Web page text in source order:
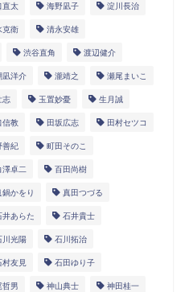
直太 海野凪子 淀川長治
克衛 清永安雄
渋谷直角 渡辺健介
凪洋介 瀧靖之 瀬尾まいこ
志 玉置妙憂 生月誠
信教 田坂広志 田村セツコ
善紀 町田そのこ
澤卓二 百田尚樹
鍋かをり 真田つづる
井あらた 石井貴士
川光陽 石川拓治
村友見 石田ゆり子
哲男 神山典士 神田桂一